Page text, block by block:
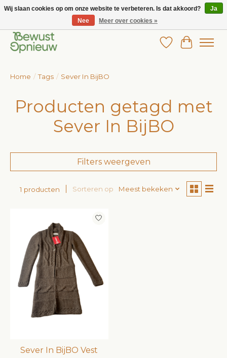
Wij bieden het grootste aanbod in betaalbare kinderkleding!
Verlanglijst
Home / Tags / Sever In BijBO
Producten getagd met
Sever In BijBO
Filters weergeven
1 producten Sorteren op Meest bekeken
Sever In BijBO Vest
Wij slaan cookies op om onze website te verbeteren. Is dat akkoord?
Ja
Nee
Meer over cookies »